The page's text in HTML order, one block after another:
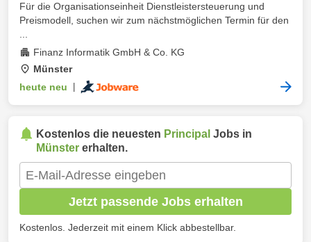
Für die Organisationseinheit Dienstleistersteuerung und
Preismodell, suchen wir zum nächstmöglichen Termin für den
Finanz Informatik GmbH & Co. KG
Münster
heute neu
Kostenlos die neuesten Principal Jobs in
Münster erhalten.
Jetzt passende Jobs erhalten
Kostenlos. Jederzeit mit einem Klick abbestellbar.